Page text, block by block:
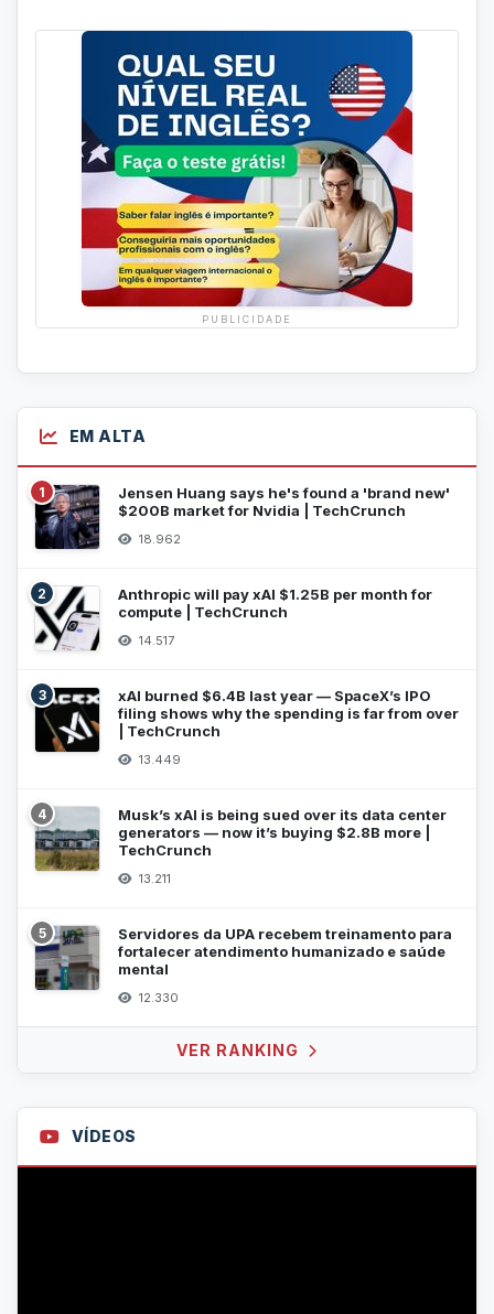
PUBLICIDADE
EM ALTA
1
Jensen Huang says he's found a 'brand new'
$200B market for Nvidia | TechCrunch
18.962
2
Anthropic will pay xAI $1.25B per month for
compute | TechCrunch
14.517
3
xAI burned $6.4B last year — SpaceX’s IPO
filing shows why the spending is far from over
| TechCrunch
13.449
4
Musk’s xAI is being sued over its data center
generators — now it’s buying $2.8B more |
TechCrunch
13.211
5
Servidores da UPA recebem treinamento para
fortalecer atendimento humanizado e saúde
mental
12.330
VER RANKING
VÍDEOS